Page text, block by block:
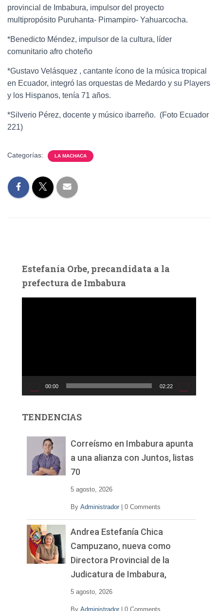
provincial de Imbabura, impulsor del proyecto
multipropósito Puruhanta- Pimampiro- Yahuarcocha.
*Benedicto Méndez, impulsor de la cultura, líder
comunitario afro choteño
*Gustavo Velásquez , cantante ícono de la música tropical
en Ecuador, integró las orquestas de Medardo y su Players
y los Hispanos, tenía 71 años.
*Silverio Pérez, docente y músico ibarreño. (Foto Ecuador
221)
Categorías: LA MACHACA
Estefanía Orbe, precandidata a la
prefectura de Imbabura
c
d
00:00 02:22
TENDENCIAS
Correísmo en Imbabura apunta
a una alianza con Juntos, listas
70
5 agosto, 2026
By Administrador 0 Comments
Andrea Estefanía Chica
Campuzano, nueva como
Directora Provincial de la
Judicatura de Imbabura,
5 agosto, 2026
By Administrador 0 Comments